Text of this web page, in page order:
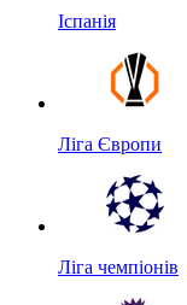
Іспанія
Ліга Європи
Ліга чемпіонів